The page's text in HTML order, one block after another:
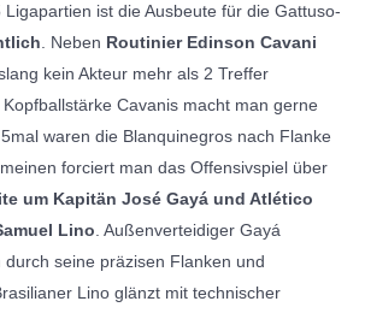
Ligapartien ist die Ausbeute für die Gattuso-
. Neben Routinier Edinson Cavani
kein Akteur mehr als 2 Treffer
Cavanis macht man gerne
waren die Blanquinegros nach Flanke
forciert man das Offensivspiel über
um Kapitän José Gayá und Atlético
Lino . Außenverteidiger Gayá
seine präzisen Flanken und
Lino glänzt mit technischer